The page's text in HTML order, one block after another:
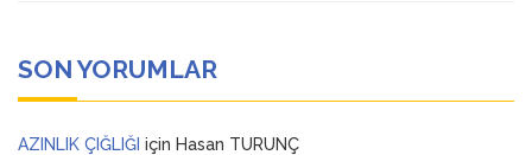
SON YORUMLAR
AZINLIK ÇIĞLIĞI için Hasan TURUNÇ